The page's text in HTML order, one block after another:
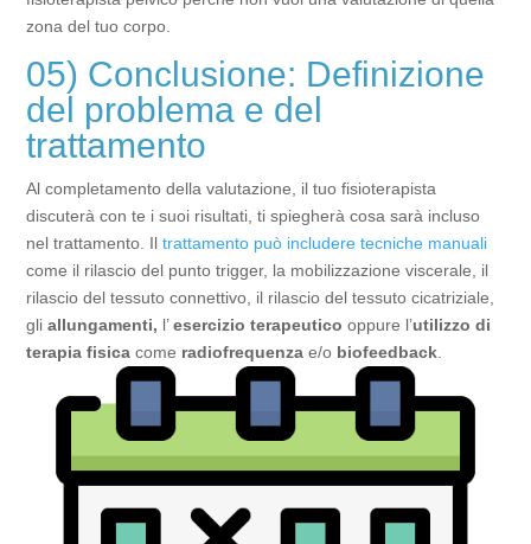
zona del tuo corpo.
05) Conclusione: Definizione
del problema e del
trattamento
Al completamento della valutazione, il tuo fisioterapista
discuterà con te i suoi risultati, ti spiegherà cosa sarà incluso
nel trattamento. Iltrattamento può includere tecniche manuali
come il rilascio del punto trigger, la mobilizzazione viscerale, il
rilascio del tessuto connettivo, il rilascio del tessuto cicatriziale,
gliallungamenti, l’esercizio terapeutico oppure l’utilizzo di
terapia fisica come radiofrequenza e/o biofeedback